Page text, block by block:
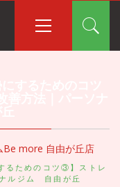
イ
メ
Be more 自由が丘店
るためのコツ③】ストレ
ルジム 自由が丘